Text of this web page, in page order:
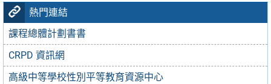
熱門連結
課程總體計劃書書
CRPD 資訊網
高級中等學校性別平等教育資源中心